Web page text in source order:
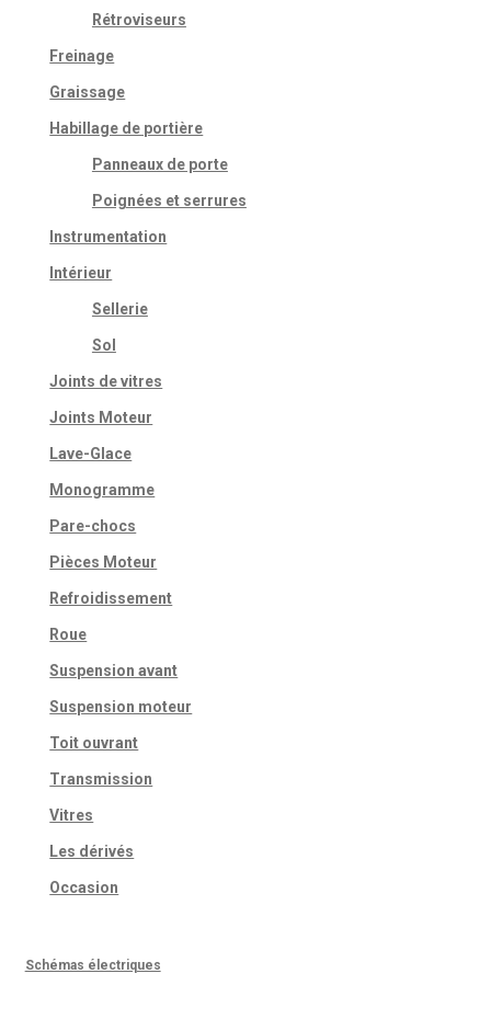
Rétroviseurs
Freinage
Graissage
Habillage de portière
Panneaux de porte
Poignées et serrures
Instrumentation
Intérieur
Sellerie
Sol
Joints de vitres
Joints Moteur
Lave-Glace
Monogramme
Pare-chocs
Pièces Moteur
Refroidissement
Roue
Suspension avant
Suspension moteur
Toit ouvrant
Transmission
Vitres
Les dérivés
Occasion
Schémas électriques